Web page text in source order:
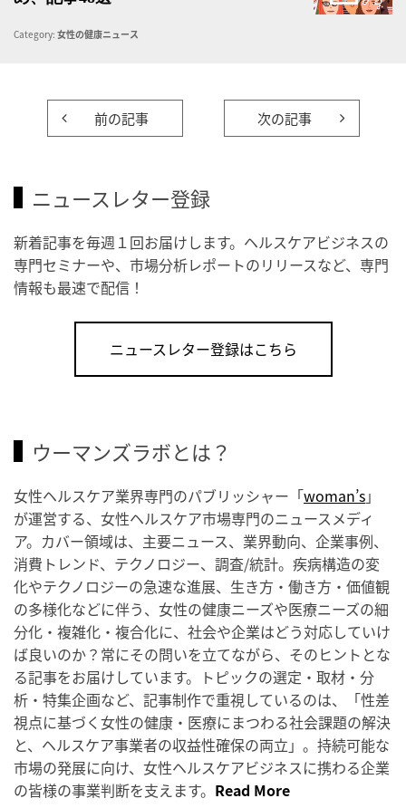
Category: 女性の健康ニュース
前の記事 次の記事
ニュースレター登録
新着記事を毎週１回お届けします。ヘルスケアビジネスの
専門セミナーや、市場分析レポートのリリースなど、専門
情報も最速で配信！
ニュースレター登録はこちら
ウーマンズラボとは？
女性ヘルスケア業界専門のパブリッシャー「woman’s」
が運営する、女性ヘルスケア市場専門のニュースメディ
ア。カバー領域は、主要ニュース、業界動向、企業事例、
消費トレンド、テクノロジー、調査/統計。疾病構造の変
化やテクノロジーの急速な進展、生き方・働き方・価値観
の多様化などに伴う、女性の健康ニーズや医療ニーズの細
分化・複雑化・複合化に、社会や企業はどう対応していけ
ば良いのか？常にその問いを立てながら、そのヒントとな
る記事をお届けしています。トピックの選定・取材・分
析・特集企画など、記事制作で重視しているのは、「性差
視点に基づく女性の健康・医療にまつわる社会課題の解決
と、ヘルスケア事業者の収益性確保の両立」。持続可能な
市場の発展に向け、女性ヘルスケアビジネスに携わる企業
の皆様の事業判断を支えます。 Read More